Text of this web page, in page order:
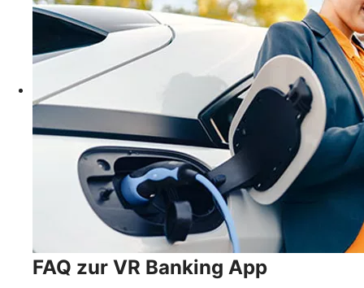
FAQ zur VR Banking App